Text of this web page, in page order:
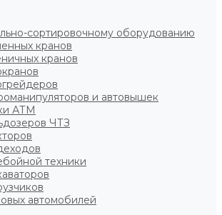
сортировочному оборудованию
кранов
кранов
и автовышек
АТМ
ЧТЗ
техники
автомобилей